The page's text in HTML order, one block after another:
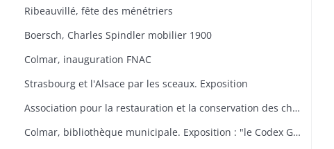
Ribeauvillé, fête des ménétriers
Boersch, Charles Spindler mobilier 1900
Colmar, inauguration FNAC
Strasbourg et l'Alsace par les sceaux. Exposition
Association pour la restauration et la conservation des châteaux du canton de Wintzenheim. "Portes ouvertes au Plixbourg
Colmar, bibliothèque municipale. Exposition : "le Codex Guta Sintram et le monde des couvents de Marbach et de Schwartzenthann